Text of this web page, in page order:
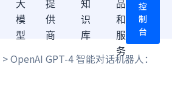
大
模
型
提
供
商
知
识
库
品
和
服
务
控
制
台
> OpenAI GPT-4 智能对话机器人：